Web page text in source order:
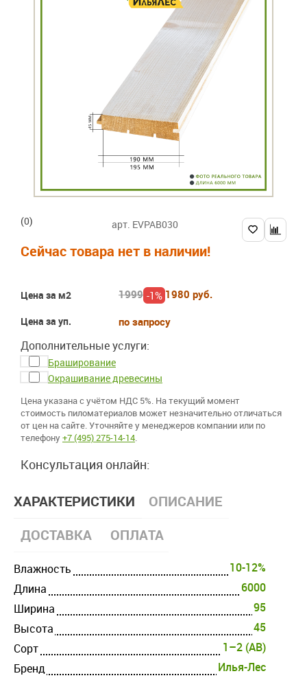
(0) арт. EVPAB030
Сейчас товара нет в наличии!
Цена за м2 1999 -1% 1980 руб.
Цена за уп. по запросу
Дополнительные услуги:
Браширование
Окрашивание древесины
Цена указана с учётом НДС 5%. На текущий момент
стоимость пиломатериалов может незначительно отличаться
от цен на сайте. Уточняйте у менеджеров компании или по
телефону+7 (495) 275-14-14.
Консультация онлайн:
ХАРАКТЕРИСТИКИ
ОПИСАНИЕ
ДОСТАВКА
ОПЛАТА
Влажность
10-12%
Длина
6000
Ширина
95
Высота
45
Cорт
1–2 (AB)
Бренд
Илья-Лес